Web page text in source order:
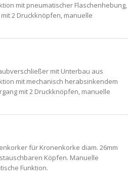
mit pneumatischer Flaschenhebung,
2 Druckknöpfen, manuelle
mit Unterbau aus
mit mechanisch herabsinkendem
mit 2 Druckknöpfen, manuelle
für Kronenkorke diam. 26mm
Köpfen. Manuelle
Funktion.